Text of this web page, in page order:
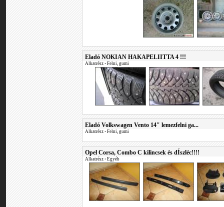
Eladó NOKIAN HAKAPELIITTA 4 !!!
Alkatrész • Felni, gumi
Eladó Volkswagen Vento 14" lemezfelni ga...
Alkatrész • Felni, gumi
Opel Corsa, Combo C kilincsek és dÍszléc!!!!
Alkatrész • Egyéb